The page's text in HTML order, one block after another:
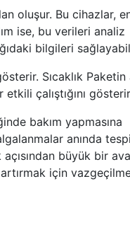
oluşur. Bu cihazlar,
ise, bu verileri analiz
bilgileri
Sıcaklık Paketin
çalıştığını
bakım yapmasına
anında
büyük bir
artırmak için